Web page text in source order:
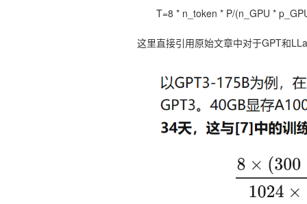
T=8 * n_token * P/(n_GPU *
这里直接引用原始文章中对于GPT和